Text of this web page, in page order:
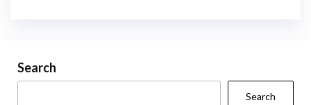
Search
Search